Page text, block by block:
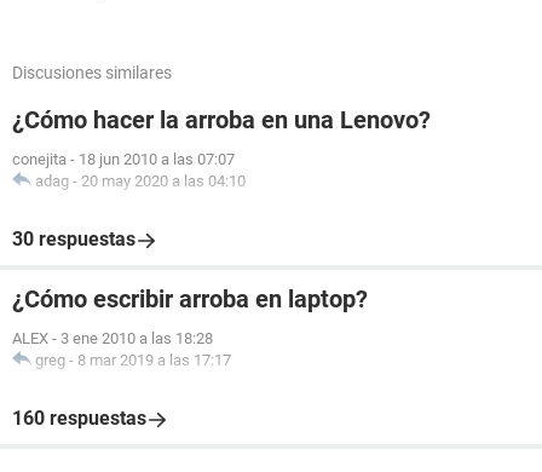
Discusiones similares
¿Cómo hacer la arroba en una Lenovo?
conejita - 18 jun 2010 a las 07:07
adag - 20 may 2020 a las 04:10
30 respuestas
¿Cómo escribir arroba en laptop?
ALEX - 3 ene 2010 a las 18:28
greg - 8 mar 2019 a las 17:17
160 respuestas